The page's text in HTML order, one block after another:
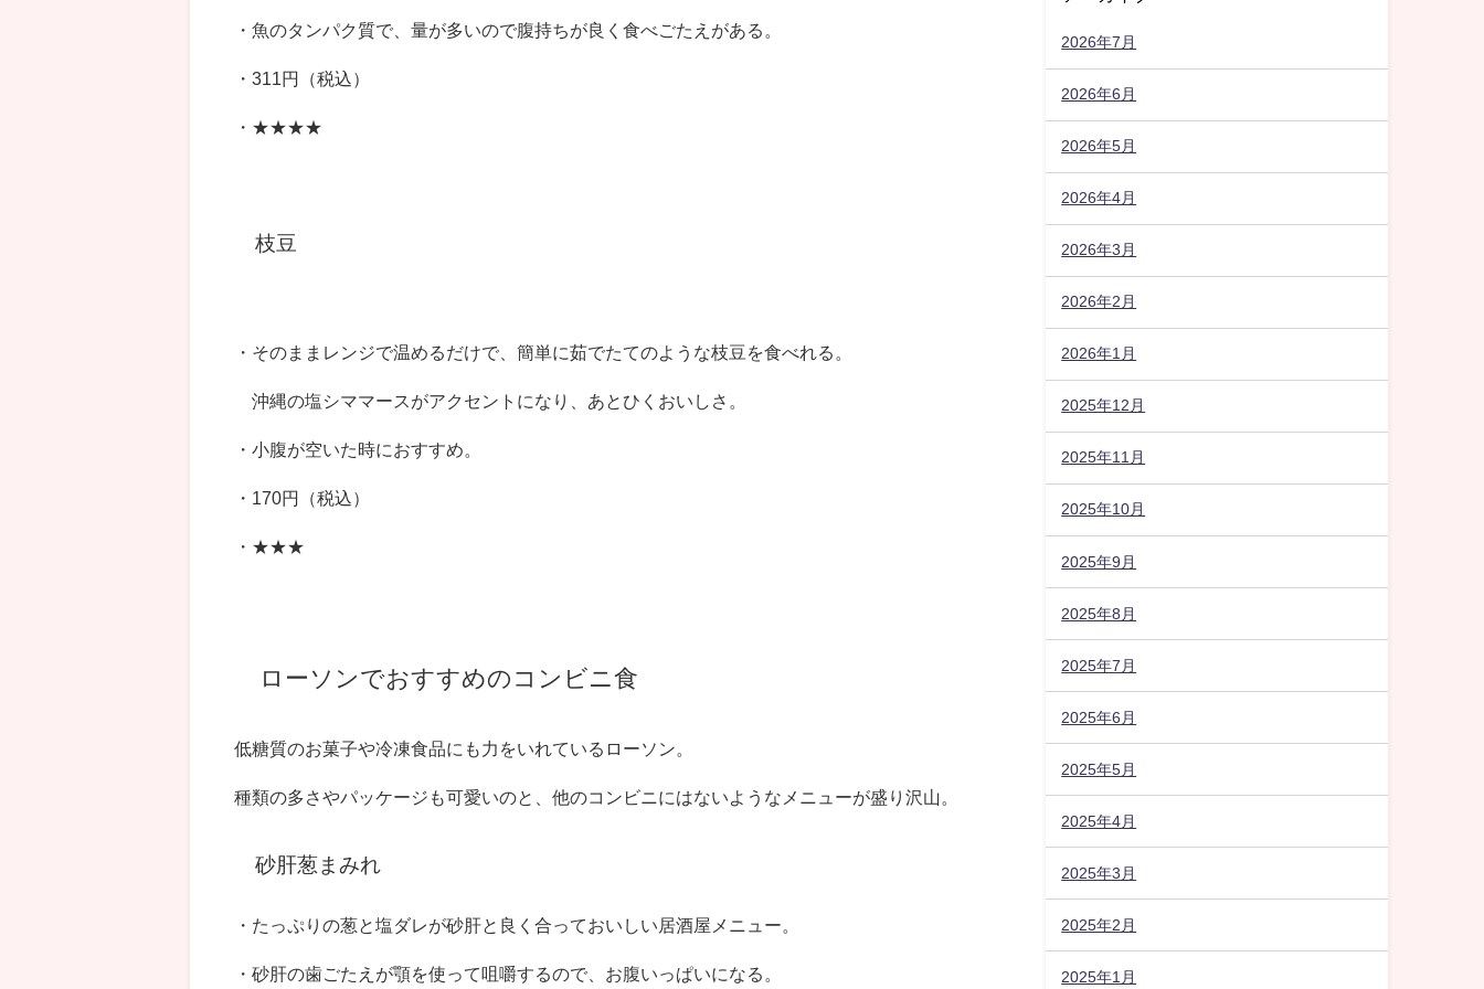
・魚のタンパク質で、量が多いので腹持ちが良く食べごたえがある。
・311円（税込）
・★★★★
枝豆
・そのままレンジで温めるだけで、簡単に茹でたてのような枝豆を食べれる。
沖縄の塩シママースがアクセントになり、あとひくおいしさ。
・小腹が空いた時におすすめ。
・170円（税込）
・★★★
ローソンでおすすめのコンビニ食
低糖質のお菓子や冷凍食品にも力をいれているローソン。
種類の多さやパッケージも可愛いのと、他のコンビニにはないようなメニューが盛り沢山。
砂肝葱まみれ
・たっぷりの葱と塩ダレが砂肝と良く合っておいしい居酒屋メニュー。
・砂肝の歯ごたえが顎を使って咀嚼するので、お腹いっぱいになる。
2026年7月
2026年6月
2026年5月
2026年4月
2026年3月
2026年2月
2026年1月
2025年12月
2025年11月
2025年10月
2025年9月
2025年8月
2025年7月
2025年6月
2025年5月
2025年4月
2025年3月
2025年2月
2025年1月